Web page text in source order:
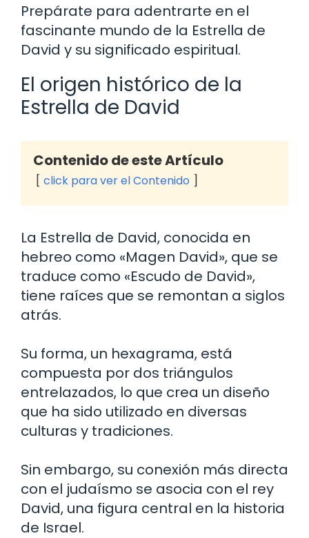
Prepárate para adentrarte en el
fascinante mundo de la Estrella de
David y su significado espiritual.
El origen histórico de la
Estrella de David
Contenido de este Artículo
click para ver el Contenido
La Estrella de David, conocida en
hebreo como «Magen David», que se
traduce como «Escudo de David»,
tiene raíces que se remontan a siglos
atrás.
Su forma, un hexagrama, está
compuesta por dos triángulos
entrelazados, lo que crea un diseño
que ha sido utilizado en diversas
culturas y tradiciones.
Sin embargo, su conexión más directa
con el judaísmo se asocia con el rey
David, una figura central en la historia
de Israel.